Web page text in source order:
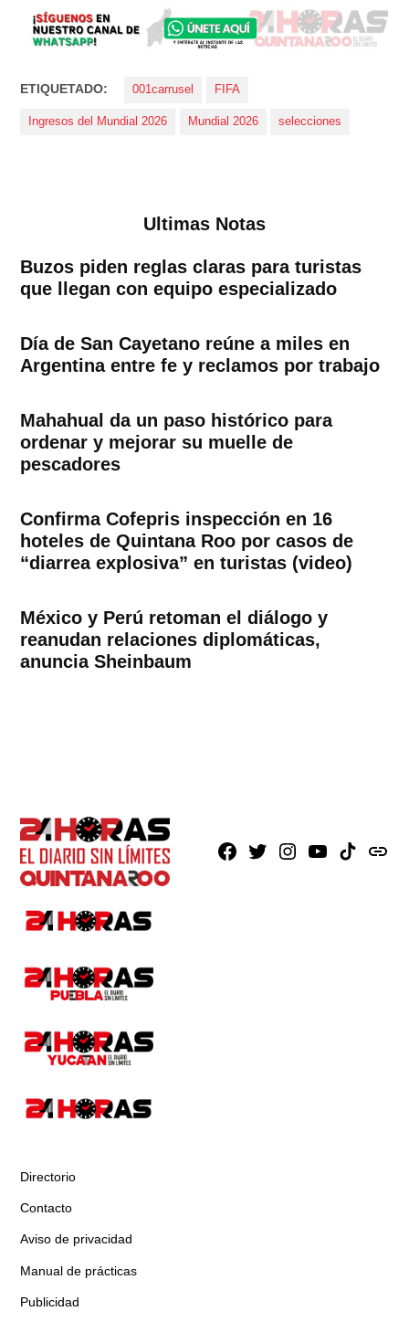
ETIQUETADO: 001carrusel FIFA
Ingresos del Mundial 2026 Mundial 2026 selecciones
Ultimas Notas
Buzos piden reglas claras para turistas
que llegan con equipo especializado
Día de San Cayetano reúne a miles en
Argentina entre fe y reclamos por trabajo
Mahahual da un paso histórico para
ordenar y mejorar su muelle de
pescadores
Confirma Cofepris inspección en 16
hoteles de Quintana Roo por casos de
“diarrea explosiva” en turistas (video)
México y Perú retoman el diálogo y
reanudan relaciones diplomáticas,
anuncia Sheinbaum
Facebook
X Instagram
YoutubeTikTokissuu
Directorio
Contacto
Aviso de privacidad
Manual de prácticas
Publicidad